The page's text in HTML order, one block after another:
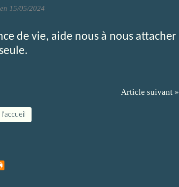
15/05/2024
de vie, aide nous à nous attacher
Article suivant »